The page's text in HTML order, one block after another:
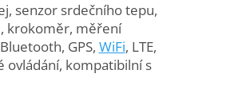
senzor srdečního tepu,
krokoměr, měření
GPS, WiFi, LTE,
ovládání, kompatibilní s